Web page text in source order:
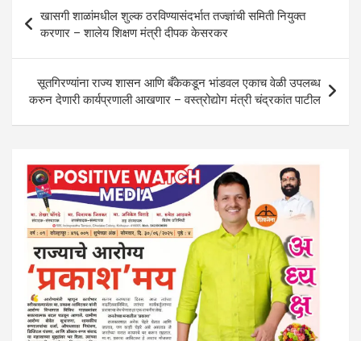
p
p
o
k
m
navigation
खासगी शाळांमधील शुल्क ठरविण्यासंदर्भात तज्ज्ञांची समिती नियुक्त
करणार – शालेय शिक्षण मंत्री दीपक केसरकर
सूतगिरण्यांना राज्य शासन आणि बँकेकडून भांडवल एकाच वेळी उपलब्ध
करुन देणारी कार्यप्रणाली आखणार – वस्त्रोद्योग मंत्री चंद्रकांत पाटील